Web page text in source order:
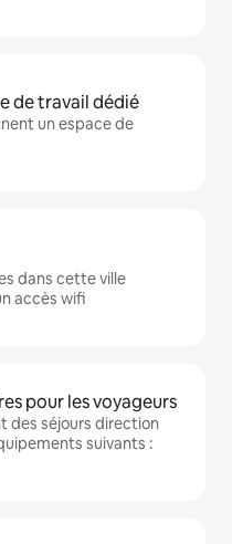
de travail dédié
un espace de
dans cette ville
accès wifi
pour les voyageurs
des séjours direction
suivants :